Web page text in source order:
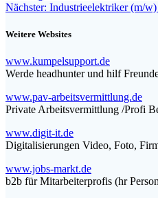
Beitrag:
Nächster: Nächster
Industrieelektriker (m/
Weitere Websites
www.kumpelsupport.de
Werde headhunter und hilf
www.pav-arbeitsvermittlung.de
Private Arbeitsvermittlung /Profi
www.digit-it.de
Digitalisierungen Video, Foto,
www.jobs-markt.de
b2b für Mitarbeiterprofis (hr